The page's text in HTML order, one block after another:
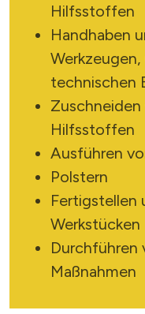
Hilfsstoffen
Handhaben
technischen
Hilfsstoffen
Ausführen
Polstern
Fertigstellen
Werkstücken
Durchführen
Maßnahmen